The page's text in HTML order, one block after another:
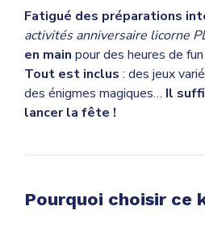
Fatigué des préparations
activités anniversaire licorne
en main pour des heures de fun
Tout est inclus : des jeux
des énigmes magiques… Il
lancer la fête !
Pourquoi choisir ce